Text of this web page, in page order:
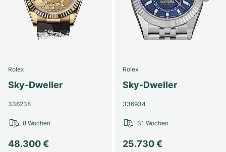
Rolex
Sky-Dweller
336238
48.300 €
8 Wochen
Rolex
Sky-Dweller
336934
25.730 €
31 Wochen